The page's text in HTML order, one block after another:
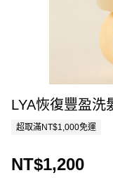
LYA恢復豐盈洗
超取滿NT$1,000免運
NT$1,200